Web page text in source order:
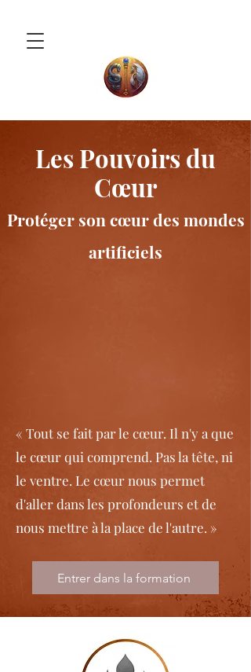
Les Pouvoirs du
Cœur
Protéger son cœur des mondes
artificiels
« Tout se fait par le cœur. Il n'y a que
le cœur qui comprend. Pas la tête, ni
le ventre. Le cœur nous permet
d'aller dans les profondeurs et de
nous mettre à la place de l'autre. »
Entrer dans la formation